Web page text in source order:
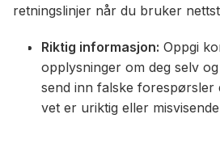
retningslinjer når du bruker
Riktig informasjon: Oppgi
opplysninger om deg selv
send inn falske forespørsler
vet er uriktig eller